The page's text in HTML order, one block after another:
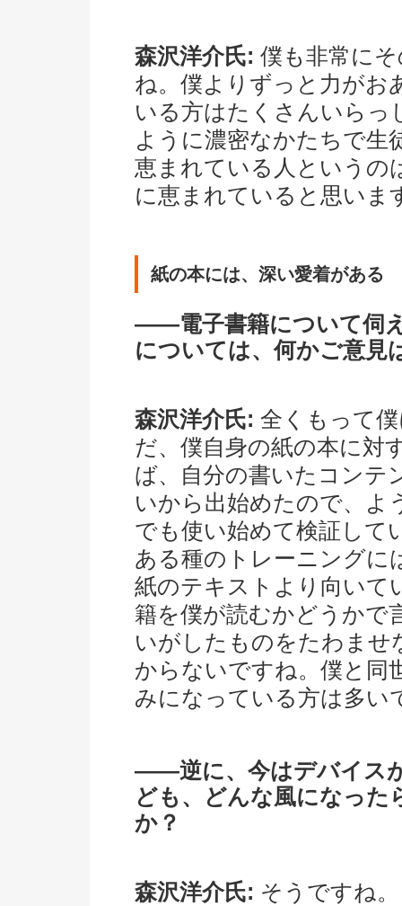
森沢洋介氏: 僕も非常に
ね。僕よりずっと力がお
いる方はたくさんいらっ
ように濃密なかたちで生
恵まれている人というの
に恵まれていると思いま
紙の本には、深い愛着がある
――電子書籍について伺
については、何かご意見
森沢洋介氏: 全くもって
だ、僕自身の紙の本に対
ば、自分の書いたコンテ
いから出始めたので、よ
でも使い始めて検証して
ある種のトレーニングに
紙のテキストより向いて
籍を僕が読むかどうかで
いがしたものをたわませ
からないですね。僕と同
みになっている方は多い
――逆に、今はデバイス
ども、どんな風になっ
か？
森沢洋介氏: そうですね